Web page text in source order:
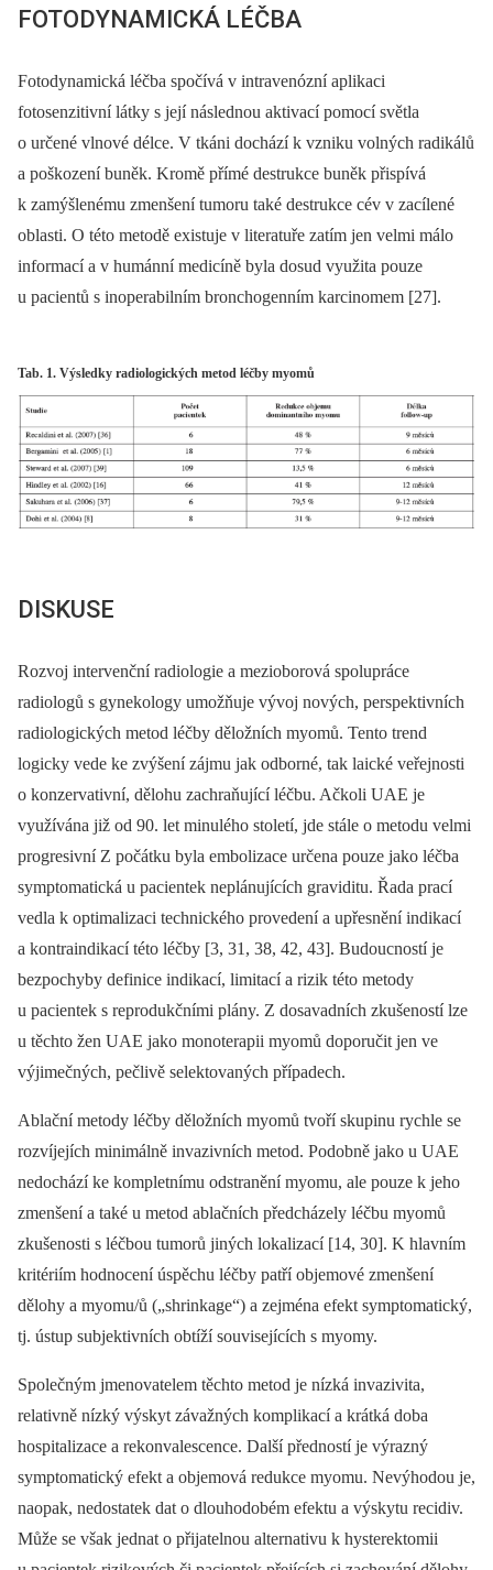
FOTODYNAMICKÁ LÉČBA
Fotodynamická léčba spočívá v intravenózní aplikaci
fotosenzitivní látky s její následnou aktivací pomocí světla
o určené vlnové délce. V tkáni dochází k vzniku volných radikálů
a poškození buněk. Kromě přímé destrukce buněk přispívá
k zamýšlenému zmenšení tumoru také destrukce cév v zacílené
oblasti. O této metodě existuje v literatuře zatím jen velmi málo
informací a v humánní medicíně byla dosud využita pouze
u pacientů s inoperabilním bronchogenním karcinomem [27].
Tab. 1. Výsledky radiologických metod léčby myomů
DISKUSE
Rozvoj intervenční radiologie a mezioborová spolupráce
radiologů s gynekology umožňuje vývoj nových, perspektivních
radiologických metod léčby děložních myomů. Tento trend
logicky vede ke zvýšení zájmu jak odborné, tak laické veřejnosti
o konzervativní, dělohu zachraňující léčbu. Ačkoli UAE je
využívána již od 90. let minulého století, jde stále o metodu velmi
progresivní Z počátku byla embolizace určena pouze jako léčba
symptomatická u pacientek neplánujících graviditu. Řada prací
vedla k optimalizaci technického provedení a upřesnění indikací
a kontraindikací této léčby [3, 31, 38, 42, 43]. Budoucností je
bezpochyby definice indikací, limitací a rizik této metody
u pacientek s reprodukčními plány. Z dosavadních zkušeností lze
u těchto žen UAE jako monoterapii myomů doporučit jen ve
výjimečných, pečlivě selektovaných případech.
Ablační metody léčby děložních myomů tvoří skupinu rychle se
rozvíjejích minimálně invazivních metod. Podobně jako u UAE
nedochází ke kompletnímu odstranění myomu, ale pouze k jeho
zmenšení a také u metod ablačních předcházely léčbu myomů
zkušenosti s léčbou tumorů jiných lokalizací [14, 30]. K hlavním
kritériím hodnocení úspěchu léčby patří objemové zmenšení
dělohy a myomu/ů („shrinkage“) a zejména efekt symptomatický,
tj. ústup subjektivních obtíží souvisejících s myomy.
Společným jmenovatelem těchto metod je nízká invazivita,
relativně nízký výskyt závažných komplikací a krátká doba
hospitalizace a rekonvalescence. Další předností je výrazný
symptomatický efekt a objemová redukce myomu. Nevýhodou je,
naopak, nedostatek dat o dlouhodobém efektu a výskytu recidiv.
Může se však jednat o přijatelnou alternativu k hysterektomii